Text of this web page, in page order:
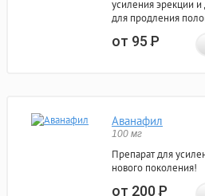
усиления эрекции и
для продления
от 95Р
Аванафил
100 мг
Препарат для
нового поколения!
от 200Р